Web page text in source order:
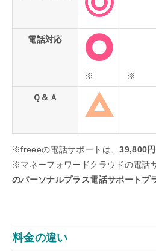
電話対応
※ ※
Ｑ＆Ａ
※freeeの電話サポートは、39,800
※マネーフォワードクラウドの電話
のパーソナルプラス電話サポートプ
料金の違い